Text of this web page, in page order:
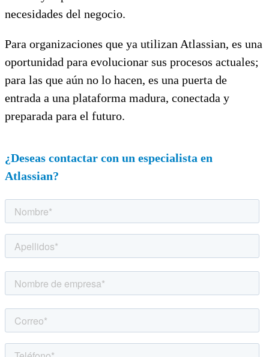
necesidades del negocio.
Para organizaciones que ya utilizan Atlassian, es una
oportunidad para evolucionar sus procesos actuales;
para las que aún no lo hacen, es una puerta de
entrada a una plataforma madura, conectada y
preparada para el futuro.
¿Deseas contactar con un especialista en
Atlassian?